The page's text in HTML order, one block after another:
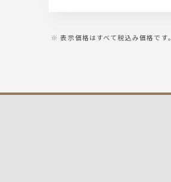
表示価格はすべて税込み価格です。